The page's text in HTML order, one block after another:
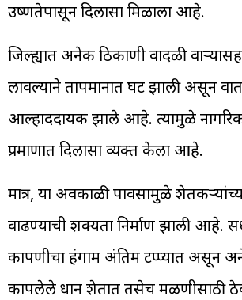
उष्णतेपासून दिलासा मिळाला आहे.
जिल्ह्यात अनेक ठिकाणी वादळी
लावल्याने तापमानात घट झाली असून
आल्हाददायक झाले आहे. त्यामुळे
प्रमाणात दिलासा व्यक्त केला आहे.
मात्र, या अवकाळी पावसामुळे
वाढण्याची शक्यता निर्माण झाली आहे.
कापणीचा हंगाम अंतिम टप्प्यात असून
कापलेले धान शेतात तसेच मळणीसाठी